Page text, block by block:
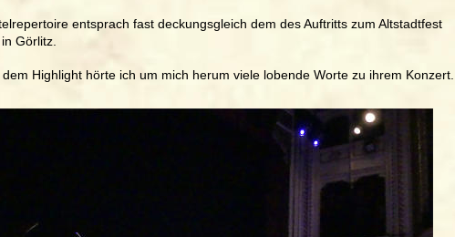
entsprach fast deckungsgleich dem des Auftritts zum Altstadtfest
Görlitz.
dem Highlight hörte ich um mich herum viele lobende Worte zu ihrem Konzert.